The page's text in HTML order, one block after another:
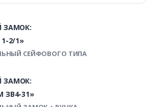
ЗАМОК:
2/1»
СЕЙФОВОГО ТИПА
ЗАМОК:
ЗВ4-31»